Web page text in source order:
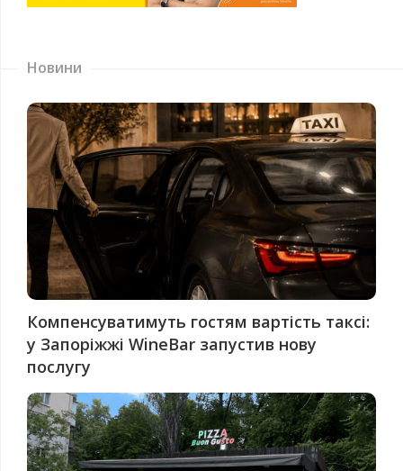
Новини
Компенсуватимуть гостям вартість таксі:
у Запоріжжі WineBar запустив нову
послугу